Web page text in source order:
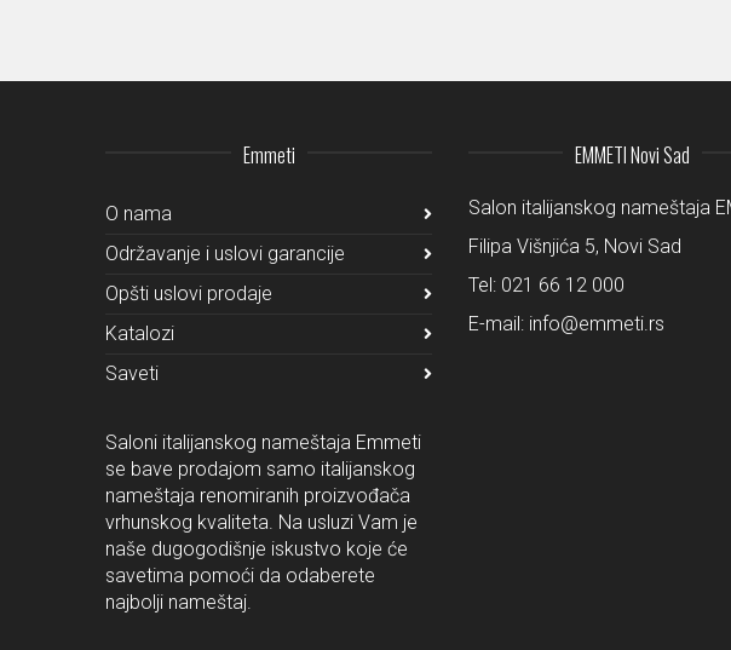
Emmeti
O nama
Održavanje i uslovi garancije
Opšti uslovi prodaje
Katalozi
Saveti
Saloni italijanskog nameštaja Emmeti
se bave prodajom samo italijanskog
nameštaja renomiranih proizvođača
vrhunskog kvaliteta. Na usluzi Vam je
naše dugogodišnje iskustvo koje će
savetima pomoći da odaberete
najbolji nameštaj.
EMMETI Novi Sad
Salon italijanskog nameštaja
Filipa Višnjića 5, Novi Sad
Tel: 021 66 12 000
E-mail: info@emmeti.rs